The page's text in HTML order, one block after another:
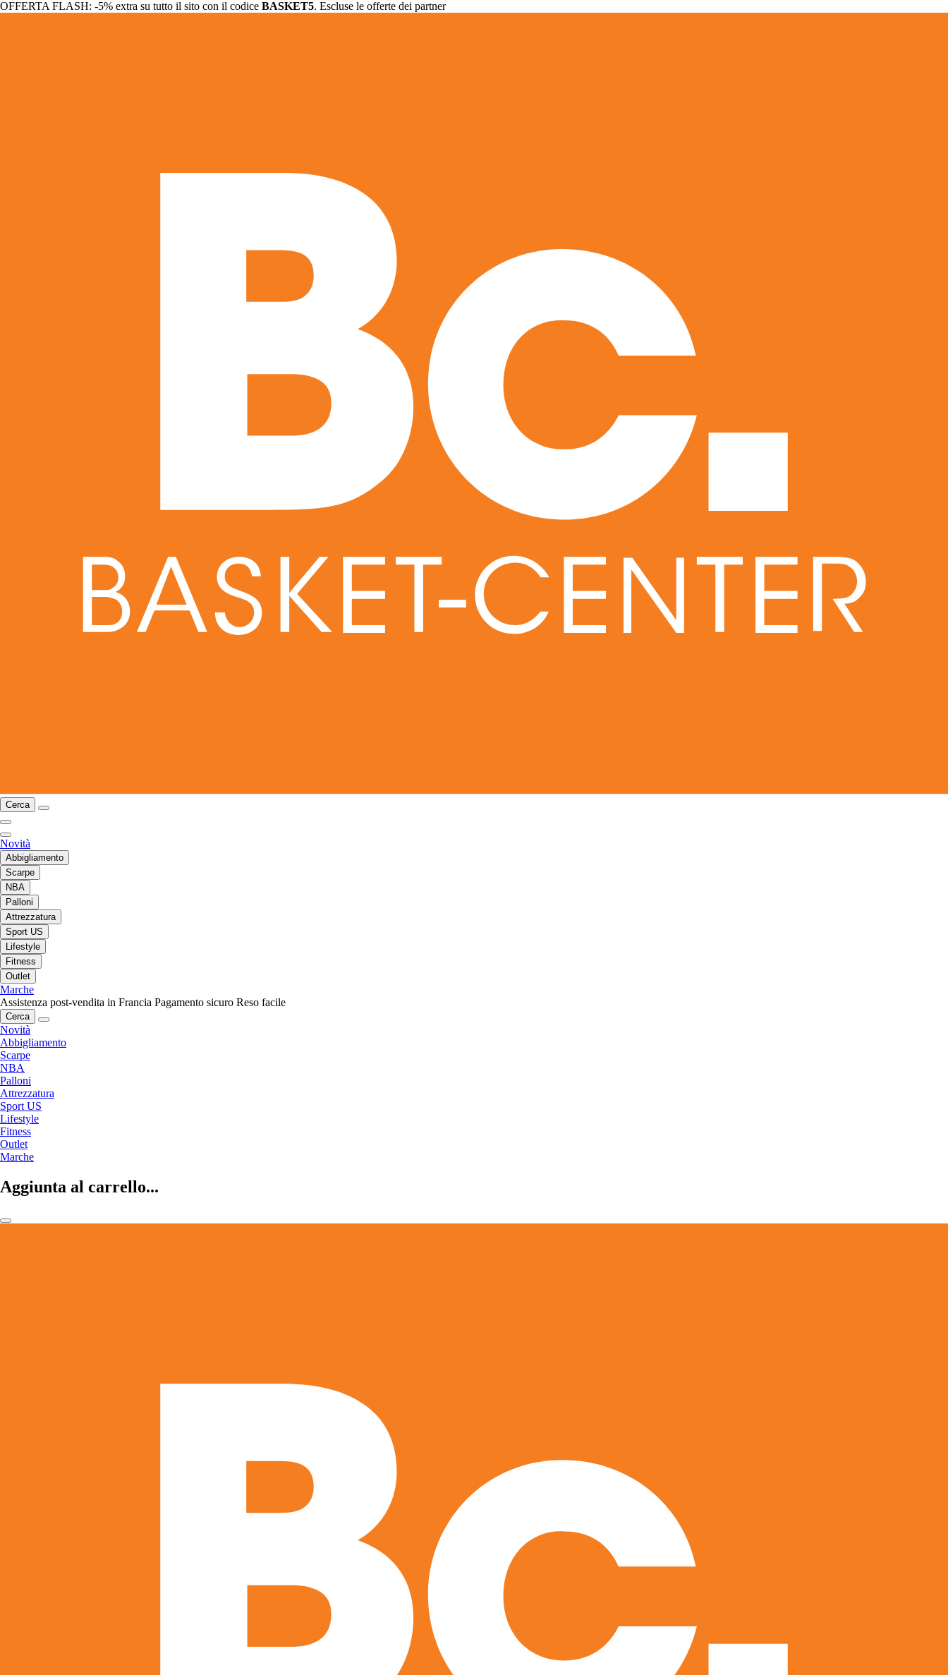
OFFERTA FLASH: -5% extra su tutto il sito con il codice BASKET5. Escluse le offerte dei partner
Cerca
Novità
Abbigliamento
Scarpe
NBA
Palloni
Attrezzatura
Sport US
Lifestyle
Fitness
Outlet
Marche
Assistenza post-vendita in Francia Pagamento sicuro Reso facile
Cerca
Novità
Abbigliamento
Scarpe
NBA
Palloni
Attrezzatura
Sport US
Lifestyle
Fitness
Outlet
Marche
Aggiunta al carrello...